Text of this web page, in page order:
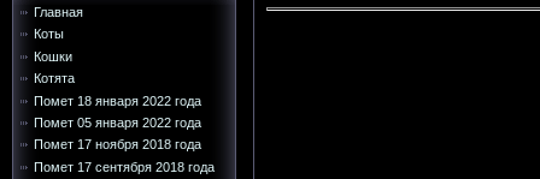
Главная
Коты
Кошки
Котята
Помет 18 января 2022 года
Помет 05 января 2022 года
Помет 17 ноября 2018 года
Помет 17 сентября 2018 года